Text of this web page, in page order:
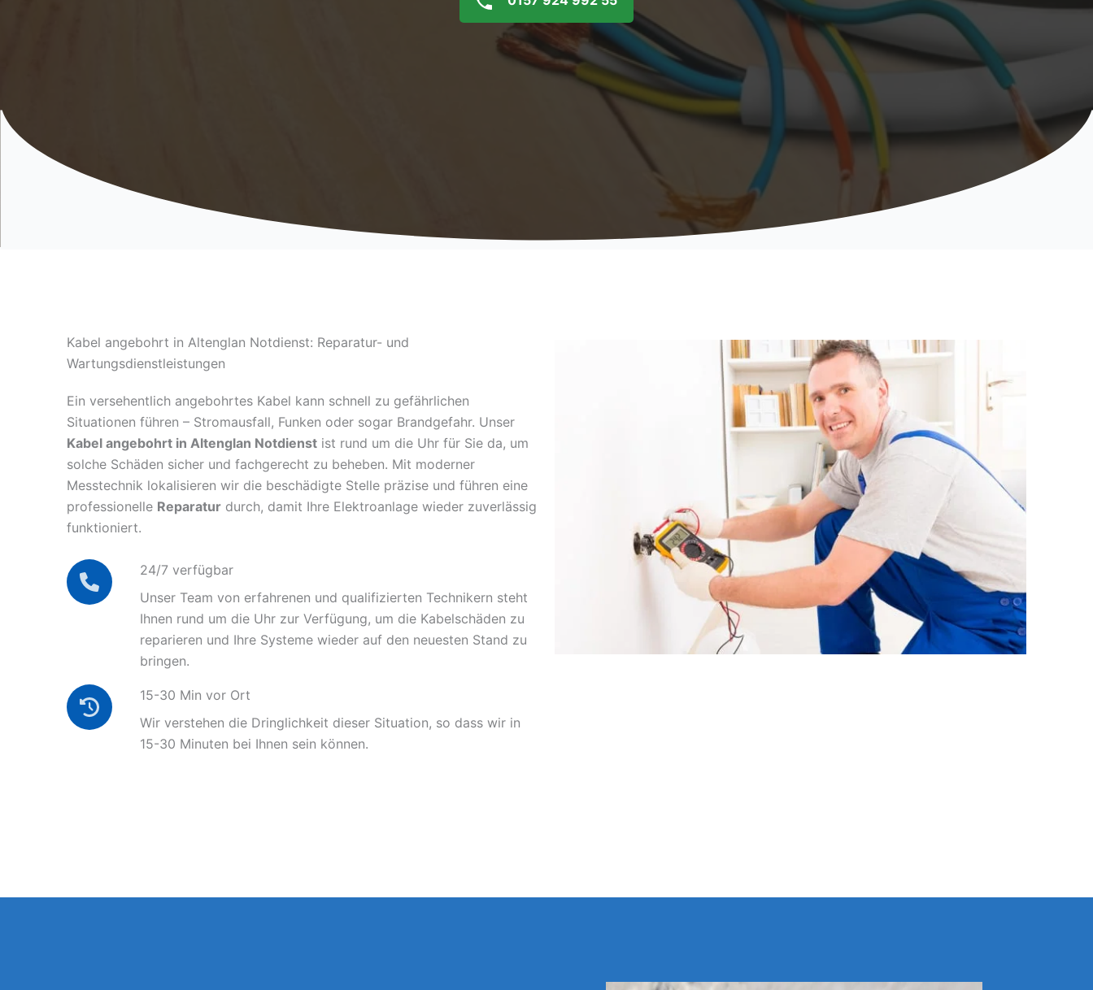
Kabel angebohrt in Altenglan Notdienst: Reparatur- und
Wartungsdienstleistungen
Ein versehentlich angebohrtes Kabel kann schnell zu gefährlichen
Situationen führen – Stromausfall, Funken oder sogar Brandgefahr. Unser
Kabel angebohrt in Altenglan Notdienst ist rund um die Uhr für Sie da, um
solche Schäden sicher und fachgerecht zu beheben. Mit moderner
Messtechnik lokalisieren wir die beschädigte Stelle präzise und führen eine
professionelle Reparatur durch, damit Ihre Elektroanlage wieder zuverlässig
funktioniert.
24/7 verfügbar
Unser Team von erfahrenen und qualifizierten Technikern steht
Ihnen rund um die Uhr zur Verfügung, um die Kabelschäden zu
reparieren und Ihre Systeme wieder auf den neuesten Stand zu
bringen.
15-30 Min vor Ort
Wir verstehen die Dringlichkeit dieser Situation, so dass wir in
15-30 Minuten bei Ihnen sein können.